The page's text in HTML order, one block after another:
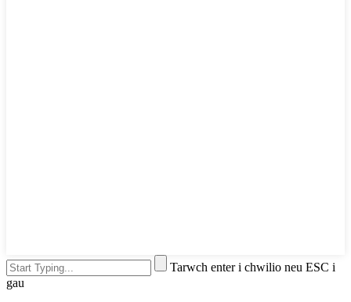
Tarwch enter i chwilio neu ESC i
gau